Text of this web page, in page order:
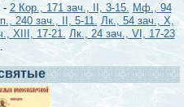
- 2 Кор., 171 зач., II, 3-15. Мф., 94
240 зач., II, 5-11.
Лк., 54 зач., X,
XIII, 17-21. Лк., 24 зач., VI, 17-23